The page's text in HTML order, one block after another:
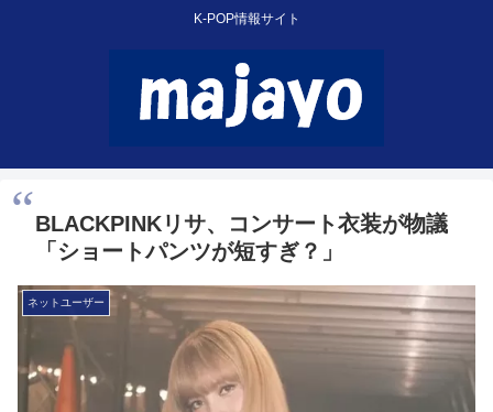
K-POP情報サイト
BLACKPINKリサ、コンサート衣装が物議
「ショートパンツが短すぎ？」
ネットユーザー